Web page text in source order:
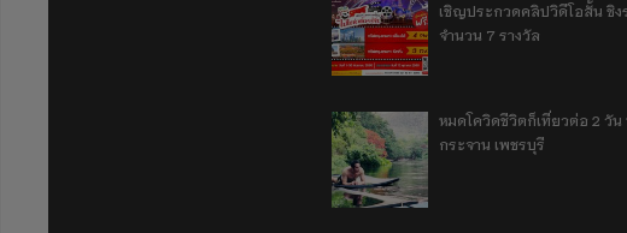
เชิญประกวดคลิปวิดีโอสั้น ชิง
จำนวน 7 รางวัล
หมดโควิดชีวิตก็เที่ยวต่อ 2 วัน
กระจาน เพชรบุรี